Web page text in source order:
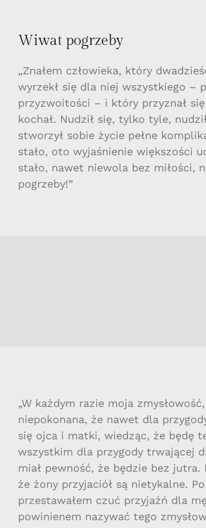
Wiwat pogrzeby
„Znałem człowieka, który
wyrzekł się dla niej wszystkiego –
przyzwoitości – i który przyznał
kochał. Nudził się, tylko tyle,
stworzył sobie życie pełne
stało, oto wyjaśnienie większości
stało, nawet niewola bez miłości,
pogrzeby!”
„W każdym razie moja
niepokonana, że nawet dla
się ojca i matki, wiedząc, że będę
wszystkim dla przygody trwającej
miał pewność, że będzie bez jutra.
że żony przyjaciół są nietykalne.
przestawałem czuć przyjaźń dla
powinienem nazywać tego